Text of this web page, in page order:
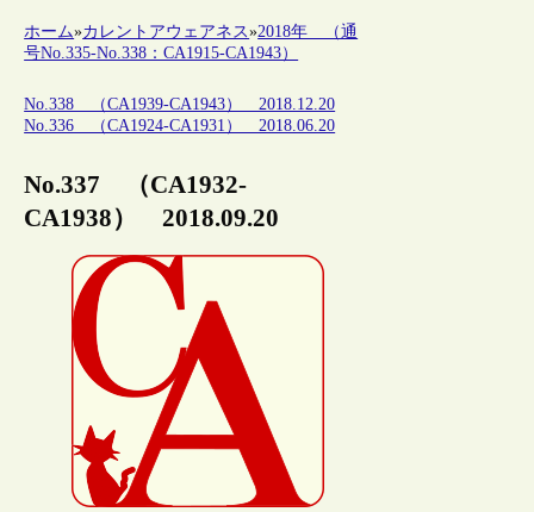
ホーム»カレントアウェアネス»2018年 （通
号No.335-No.338：CA1915-CA1943）
No.338 （CA1939-CA1943） 2018.12.20
No.336 （CA1924-CA1931） 2018.06.20
No.337 （CA1932-
CA1938） 2018.09.20